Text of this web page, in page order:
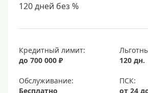
120 дней без %
Кредитный лимит:
до 700 000 ₽
120 дн.
Обслуживание:
Бесплатно